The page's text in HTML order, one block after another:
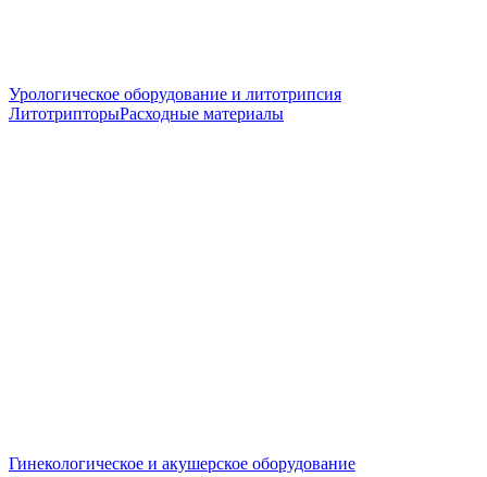
Урологическое оборудование и литотрипсия
ЛитотрипторыРасходные материалы
Гинекологическое и акушерское оборудование